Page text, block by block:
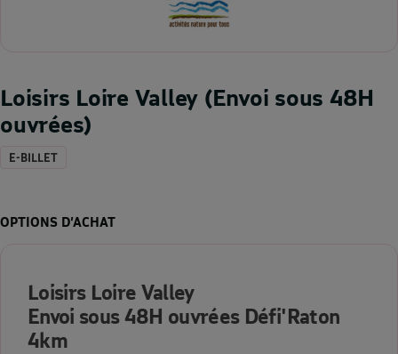
Loisirs Loire Valley (Envoi sous 48H
ouvrées)
E-BILLET
OPTIONS D’ACHAT
Loisirs Loire Valley
Envoi sous 48H ouvrées Défi'Raton
4km